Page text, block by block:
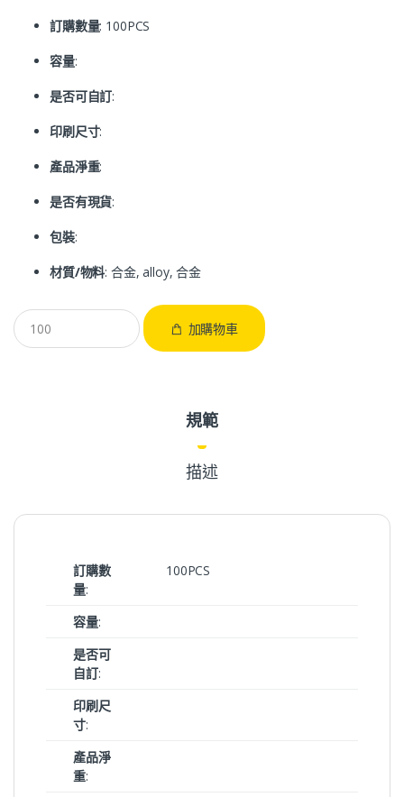
訂購數量: 100PCS
容量:
是否可自訂:
印刷尺寸:
產品淨重:
是否有現貨:
包裝:
材質/物料: 合金, alloy, 合金
加購物車
規範
描述
訂購數
量:
100PCS
容量:
是否可
自訂:
印刷尺
寸:
產品淨
重: